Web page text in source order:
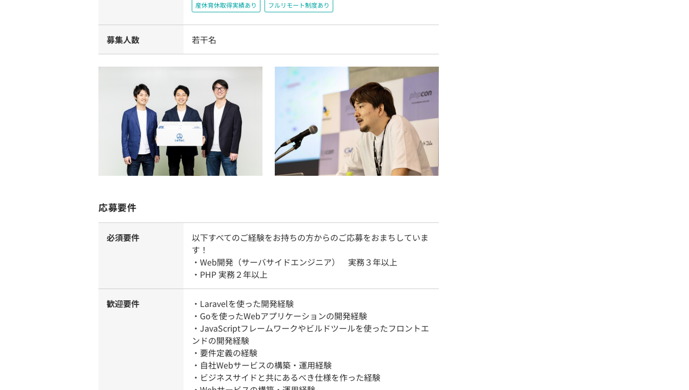
産休育休取得実績あり フルリモート制度あり
募集人数 若干名
応募要件
必須要件
以下すべてのご経験をお持ちの方からのご応募をおまちしていま
す！
・Web開発（サーバサイドエンジニア） 実務３年以上
・PHP 実務２年以上
歓迎要件
・Laravelを使った開発経験
・Goを使ったWebアプリケーションの開発経験
・JavaScriptフレームワークやビルドツールを使ったフロントエ
ンドの開発経験
・要件定義の経験
・自社Webサービスの構築・運用経験
・ビジネスサイドと共にあるべき仕様を作った経験